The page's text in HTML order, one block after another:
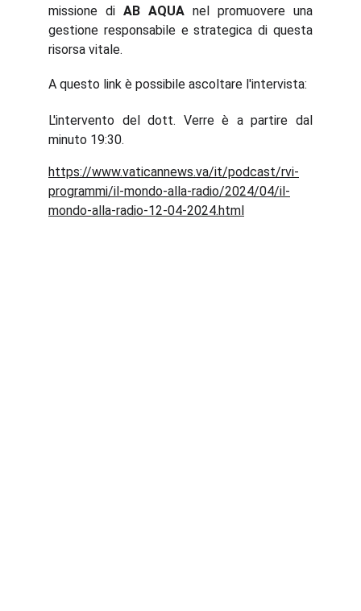
missione di AB AQUA nel promuovere una
gestione responsabile e strategica di questa
risorsa vitale.
A questo link è possibile ascoltare l'intervista:
L'intervento del dott. Verre è a partire dal
minuto 19:30.
https://www.vaticannews.va/it/podcast/rvi-
programmi/il-mondo-alla-radio/2024/04/il-
mondo-alla-radio-12-04-2024.html